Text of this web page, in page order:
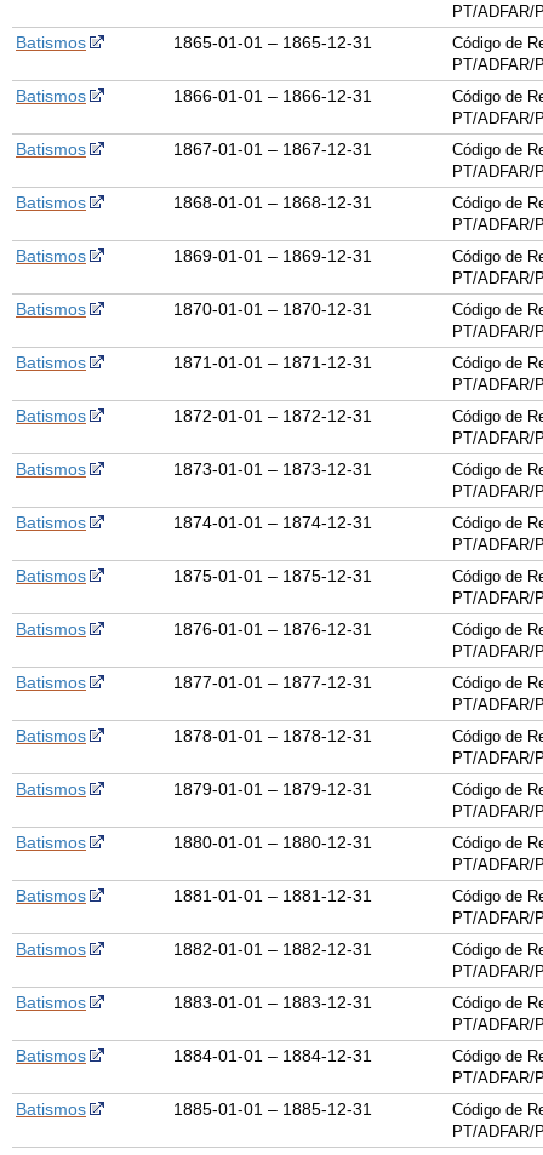
PT/ADFAR/
Batismos 1865-01-01 – 1865-12-31
Código de
PT/ADFAR/
Batismos 1866-01-01 – 1866-12-31
Código de
PT/ADFAR/
Batismos 1867-01-01 – 1867-12-31
Código de
PT/ADFAR/
Batismos 1868-01-01 – 1868-12-31
Código de
PT/ADFAR/
Batismos 1869-01-01 – 1869-12-31
Código de
PT/ADFAR/
Batismos 1870-01-01 – 1870-12-31
Código de
PT/ADFAR/
Batismos 1871-01-01 – 1871-12-31
Código de
PT/ADFAR/
Batismos 1872-01-01 – 1872-12-31
Código de
PT/ADFAR/
Batismos 1873-01-01 – 1873-12-31
Código de
PT/ADFAR/
Batismos 1874-01-01 – 1874-12-31
Código de
PT/ADFAR/
Batismos 1875-01-01 – 1875-12-31
Código de
PT/ADFAR/
Batismos 1876-01-01 – 1876-12-31
Código de
PT/ADFAR/
Batismos 1877-01-01 – 1877-12-31
Código de
PT/ADFAR/
Batismos 1878-01-01 – 1878-12-31
Código de
PT/ADFAR/
Batismos 1879-01-01 – 1879-12-31
Código de
PT/ADFAR/
Batismos 1880-01-01 – 1880-12-31
Código de
PT/ADFAR/
Batismos 1881-01-01 – 1881-12-31
Código de
PT/ADFAR/
Batismos 1882-01-01 – 1882-12-31
Código de
PT/ADFAR/
Batismos 1883-01-01 – 1883-12-31
Código de
PT/ADFAR/
Batismos 1884-01-01 – 1884-12-31
Código de
PT/ADFAR/
Batismos 1885-01-01 – 1885-12-31
Código de
PT/ADFAR/